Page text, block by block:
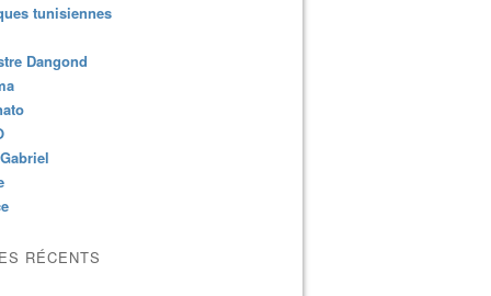
tunisiennes
Dangond
RÉCENTS